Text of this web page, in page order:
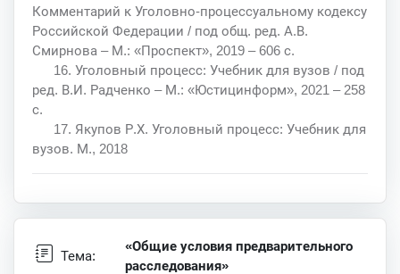
Комментарий к Уголовно-процессуальному кодексу
Российской Федерации / под общ. ред. А.В.
Смирнова – М.: «Проспект», 2019 – 606 с.
16. Уголовный процесс: Учебник для вузов / под
ред. В.И. Радченко – М.: «Юстицинформ», 2021 – 258
с.
17. Якупов Р.Х. Уголовный процесс: Учебник для
вузов. М., 2018
Тема:
«Общие условия предварительного
расследования»